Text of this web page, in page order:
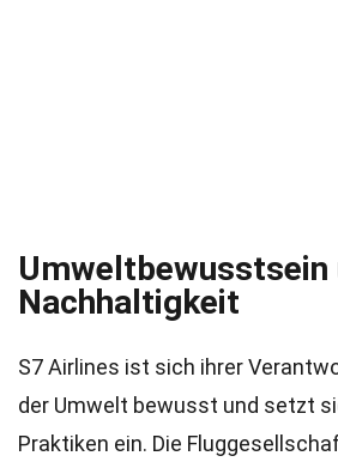
Umweltbewusstsein
Nachhaltigkeit
S7 Airlines ist sich ihrer
der Umwelt bewusst und setzt
Praktiken ein. Die